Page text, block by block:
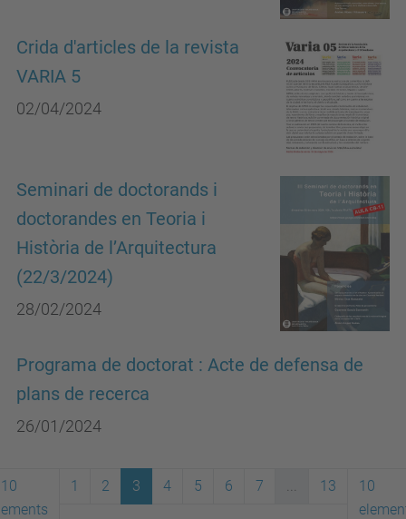
Crida d'articles de la revista
VARIA 5
02/04/2024
Seminari de doctorands i
doctorandes en Teoria i
Història de l’Arquitectura
(22/3/2024)
28/02/2024
Programa de doctorat : Acte de defensa de
plans de recerca
26/01/2024
10
1 2 3 4 5 6 7 ... 13
10